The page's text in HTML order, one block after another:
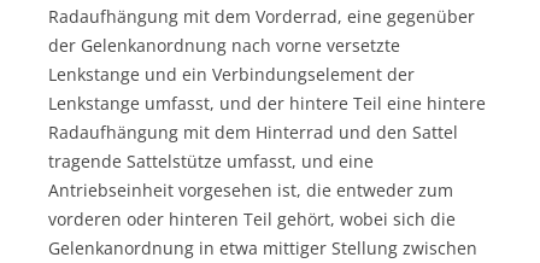
Radaufhängung mit dem Vorderrad, eine gegenüber
der Gelenkanordnung nach vorne versetzte
Lenkstange und ein Verbindungselement der
Lenkstange umfasst, und der hintere Teil eine hintere
Radaufhängung mit dem Hinterrad und den Sattel
tragende Sattelstütze umfasst, und eine
Antriebseinheit vorgesehen ist, die entweder zum
vorderen oder hinteren Teil gehört, wobei sich die
Gelenkanordnung in etwa mittiger Stellung zwischen